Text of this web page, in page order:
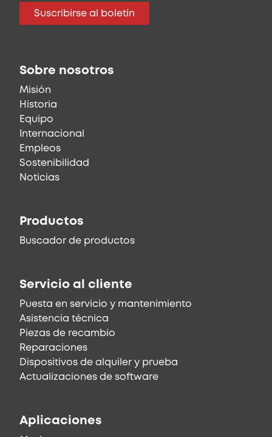
Suscribirse al boletín
Sobre nosotros
Misión
Historia
Equipo
Internacional
Empleos
Sostenibilidad
Noticias
Productos
Buscador de productos
Servicio al cliente
Puesta en servicio y mantenimiento
Asistencia técnica
Piezas de recambio
Reparaciones
Dispositivos de alquiler y prueba
Actualizaciones de software
Aplicaciones